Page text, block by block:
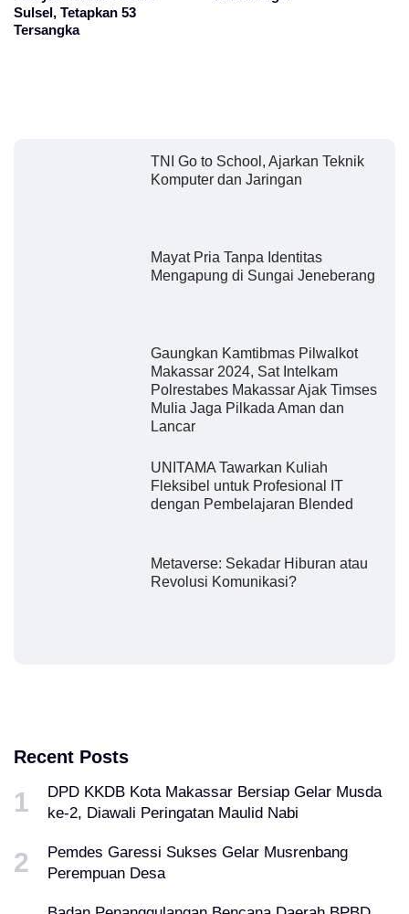
Sulsel, Tetapkan 53
Tersangka
TNI Go to School, Ajarkan Teknik
Komputer dan Jaringan
Mayat Pria Tanpa Identitas
Mengapung di Sungai Jeneberang
Gaungkan Kamtibmas Pilwalkot
Makassar 2024, Sat Intelkam
Polrestabes Makassar Ajak Timses
Mulia Jaga Pilkada Aman dan
Lancar
UNITAMA Tawarkan Kuliah
Fleksibel untuk Profesional IT
dengan Pembelajaran Blended
Metaverse: Sekadar Hiburan atau
Revolusi Komunikasi?
Recent Posts
DPD KKDB Kota Makassar Bersiap Gelar Musda
ke-2, Diawali Peringatan Maulid Nabi
Pemdes Garessi Sukses Gelar Musrenbang
Perempuan Desa